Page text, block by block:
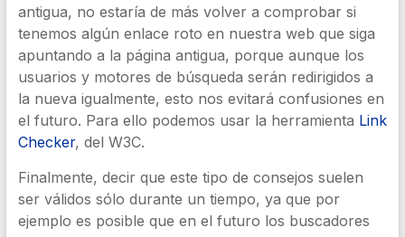
antigua, no estaría de más volver a comprobar si
tenemos algún enlace roto en nuestra web que siga
apuntando a la página antigua, porque aunque los
usuarios y motores de búsqueda serán redirigidos a
la nueva igualmente, esto nos evitará confusiones en
el futuro. Para ello podemos usar la herramienta Link
Checker, del W3C.
Finalmente, decir que este tipo de consejos suelen
ser válidos sólo durante un tiempo, ya que por
ejemplo es posible que en el futuro los buscadores